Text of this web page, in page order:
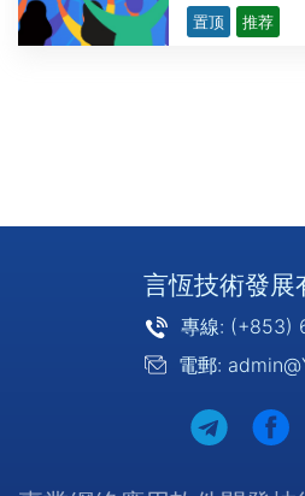
端錢包支付
優惠券手機
置顶 推荐
言恆技術發展
專線: (+853)
電郵: